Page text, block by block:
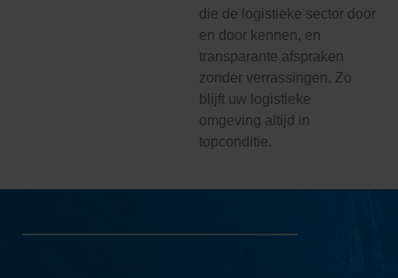
die de logistieke sector door
en door kennen, en
transparante afspraken
zonder verrassingen. Zo
blijft uw logistieke
omgeving altijd in
topconditie.